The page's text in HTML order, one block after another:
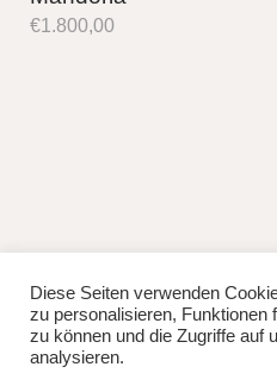
€1.800,00
fb
© 2026Lisa Manhuru.
Theme: Weta
Diese Seiten verwenden
zu personalisieren, Funktionen
zu können und die Zugriffe auf
analysieren.